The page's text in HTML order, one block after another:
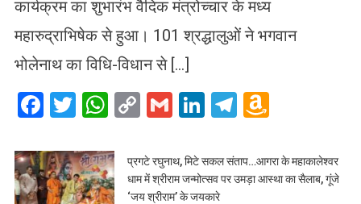
कार्यक्रम का शुभारंभ वैदिक मंत्रोच्चार के मध्य
महारुद्राभिषेक से हुआ। 101 श्रद्धालुओं ने भगवान
भोलेनाथ का विधि-विधान से […]
Facebook
Twitter
WhatsApp
CopyGmailLinkedIn
Telegram
List
प्रगटे रघुनाथ, मिटे सकल संताप…आगरा के महाकालेश्वर
धाम में श्रीराम जन्मोत्सव पर उमड़ा आस्था का सैलाब, गूंजे
‘जय श्रीराम’ के जयकारे